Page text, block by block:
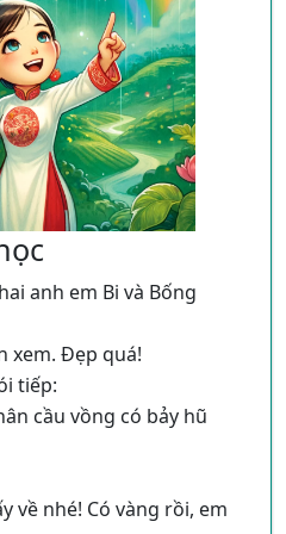
đến trường, nhân vật
phải là duy nhất có
này cho thấy sự
giữa các bạn học
thành: Khi quan sát các
cạnh bố mẹ, nhân
rõ ràng sự khác biệt về
Cảm giác “lớn
mô tả không chỉ đơn
còn về mặt tâm lý
quá trình trưởng thành
suy nghĩ và cảm xúc
lớn lên.
Đoạn văn cũng cho thấy
kết xã hội qua hình
rồi?" phản ánh sự tò
nhỏ về khái niệm thời
vừa quen thuộc vừa xa
cận và thắc mắc về thời
thơ và trong sáng
thế giới.
biểu tượng: Mỗi câu
đều sử dụng hình ảnh
sống hàng ngày để giải
ảnh hưởng của "ngày
hiện hữu trong sự phát
biểu tượng cho vẻ
lưu lại trong hạt lúa,
sự sinh sôi và hy
anh em Bi và Bống
xem. Đẹp quá!
tiếp:
cầu vồng có bảy hũ
về nhé! Có vàng rồi, em